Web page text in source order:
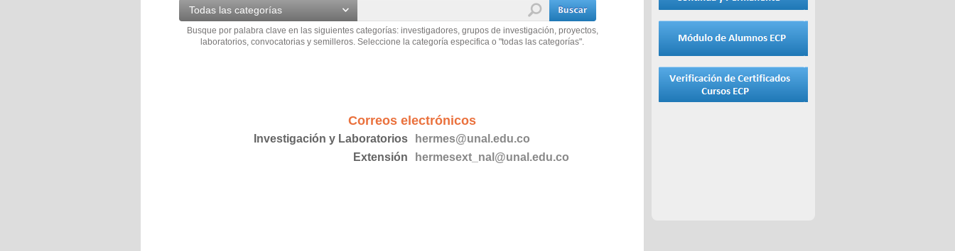
Todas las categorías
Busque por palabra clave en las siguientes categorías: investigadores, grupos de investigación, proyectos,
laboratorios, convocatorias y semilleros. Seleccione la categoría especifica o "todas las categorías".
Correos electrónicos
Investigación y Laboratorios
hermes@unal.edu.co
Extensión
hermesext_nal@unal.edu.co